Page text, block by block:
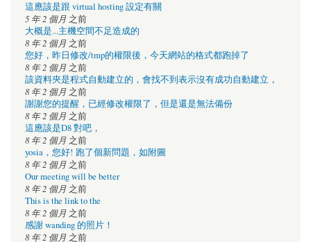
這應該是跟 virtual hosting 設定有關
5 年 2 個月 之前
大概是...主機空間不足造成的
8 年 2 個月 之前
您好，昨日修改/tmp的權限後，今天網站的格式都跑掉了
8 年 2 個月 之前
該資料夾是程式自動建立的，會找不到表示沒有成功自動建立，
8 年 2 個月 之前
謝謝您的提醒，已經修改權限了，但是還是無法備份
8 年 2 個月 之前
這應該是D8 對吧，
8 年 2 個月 之前
yosia，您好! 跑了個新問題，如附圖
8 年 2 個月 之前
Our meeting will be better
8 年 2 個月 之前
This is the link to the
8 年 2 個月 之前
感謝 wanding 的照片！
8 年 2 個月 之前